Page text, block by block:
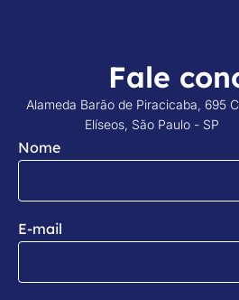
Fale
Alameda Barão de Piracicaba, 695
Elíseos, São Paulo - SP
Nome
E-mail